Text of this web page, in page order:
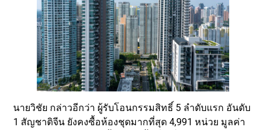
นายวิชัย กล่าวอีกว่า ผู้รับโอนกรรมสิทธิ์ 5 ลำดับแรก อันดับ
1 สัญชาติจีน ยังคงซื้อห้องชุดมากที่สุด 4,991 หน่วย มูลค่า